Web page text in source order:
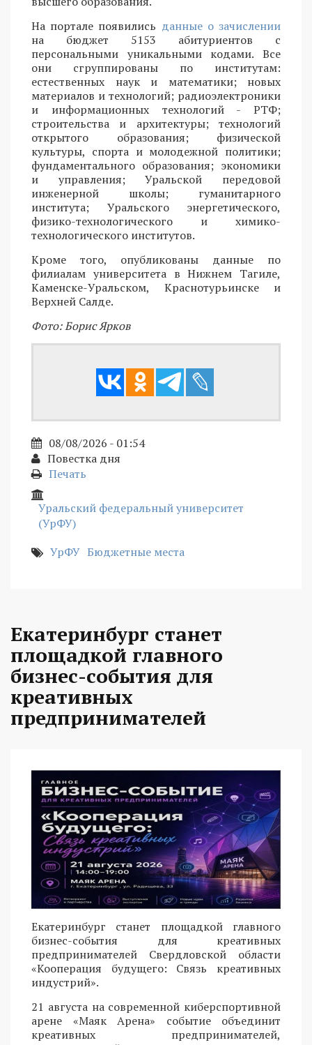
На портале появились данные о зачислении
на бюджет 5153 абитуриентов с
персональными уникальными кодами. Все
они сгруппированы по институтам:
естественных наук и математики; новых
материалов и технологий; радиоэлектроники
и информационных технологий - РТФ;
строительства и архитектуры; технологий
открытого образования; физической
культуры, спорта и молодежной политики;
фундаментального образования; экономики
и управления; Уральской передовой
инженерной школы; гуманитарного
института; Уральского энергетического,
физико-технологического и химико-
технологического институтов.
Кроме того, опубликованы данные по
филиалам университета в Нижнем Тагиле,
Каменске-Уральском, Краснотурьинске и
Верхней Салде.
Фото: Борис Ярков
08/08/2026 - 01:54
Повестка дня
Печать
Уральский федеральный университет
(УрФУ)
УрФУ Бюджетные места
Екатеринбург станет
площадкой главного
бизнес-события для
креативных
предпринимателей
Екатеринбург станет площадкой главного
бизнес-события для креативных
предпринимателей Свердловской области
«Кооперация будущего: Связь креативных
индустрий».
21 августа на современной киберспортивной
арене «Маяк Арена» событие объединит
креативных предпринимателей,